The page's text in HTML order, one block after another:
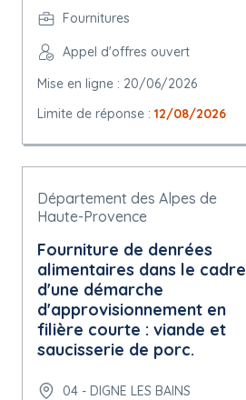
Fournitures
Appel d'offres ouvert
Mise en ligne : 20/06/2026
Limite de réponse : 12/08/2026
Département des Alpes de
Haute-Provence
Fourniture de denrées
alimentaires dans le cadre
d'une démarche
d'approvisionnement en
filière courte : viande et
saucisserie de porc.
04 - DIGNE LES BAINS